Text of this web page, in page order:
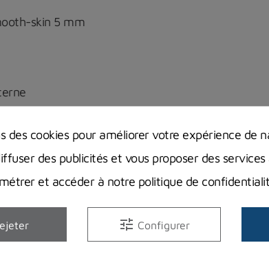
skin 5 mm
des cookies pour améliorer votre expérience de
des publicités et vous proposer des services
et accéder à notre politique de
tune Configurer